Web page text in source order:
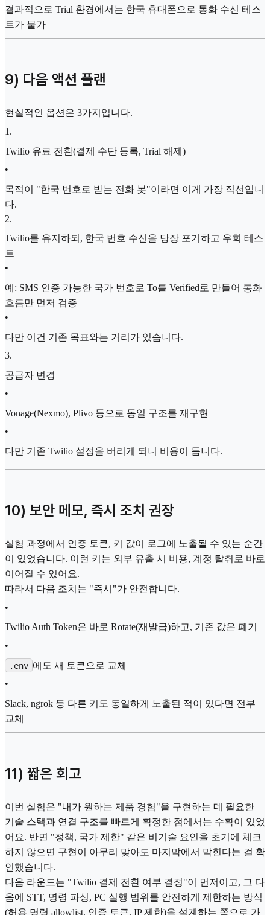
결과적으로 Trial 환경에서는 한국 휴대폰으로 통화 수신 테스
트가 불가
9) 다음 액션 플랜
현실적인 옵션은 3가지입니다.
1 .
Twilio 유료 전환(결제 수단 등록, Trial 해제)
•
목적이 "한국 번호로 받는 전화 봇"이라면 이게 가장 직선입니
다.
2.
Twilio를 유지하되, 한국 번호 수신을 당장 포기하고 우회 테스
트
•
예: SMS 인증 가능한 국가 번호로 To를 Verified로 만들어 통화
흐름만 먼저 검증
•
다만 이건 기존 목표와는 거리가 있습니다.
3.
공급자 변경
•
Vonage(Nexmo), Plivo 등으로 동일 구조를 재구현
•
다만 기존 Twilio 설정을 버리게 되니 비용이 듭니다.
10) 보안 메모, 즉시 조치 권장
실험 과정에서 인증 토큰, 키 값이 로그에 노출될 수 있는 순간
이 있었습니다. 이런 키는 외부 유출 시 비용, 계정 탈취로 바로
이어질 수 있어요.
따라서 다음 조치는 "즉시"가 안전합니다.
•
Twilio Auth Token은 바로 Rotate(재발급)하고, 기존 값은 폐기
•
.env 에도 새 토큰으로 교체
•
Slack, ngrok 등 다른 키도 동일하게 노출된 적이 있다면 전부
교체
11) 짧은 회고
이번 실험은 "내가 원하는 제품 경험"을 구현하는 데 필요한
기술 스택과 연결 구조를 빠르게 확정한 점에서는 수확이 있었
어요. 반면 "정책, 국가 제한" 같은 비기술 요인을 초기에 체크
하지 않으면 구현이 아무리 맞아도 마지막에서 막힌다는 걸 확
인했습니다.
다음 라운드는 "Twilio 결제 전환 여부 결정"이 먼저이고, 그 다
음에 STT, 명령 파싱, PC 실행 범위를 안전하게 제한하는 방식
(허용 명령 allowlist, 인증 토큰, IP 제한)을 설계하는 쪽으로 가